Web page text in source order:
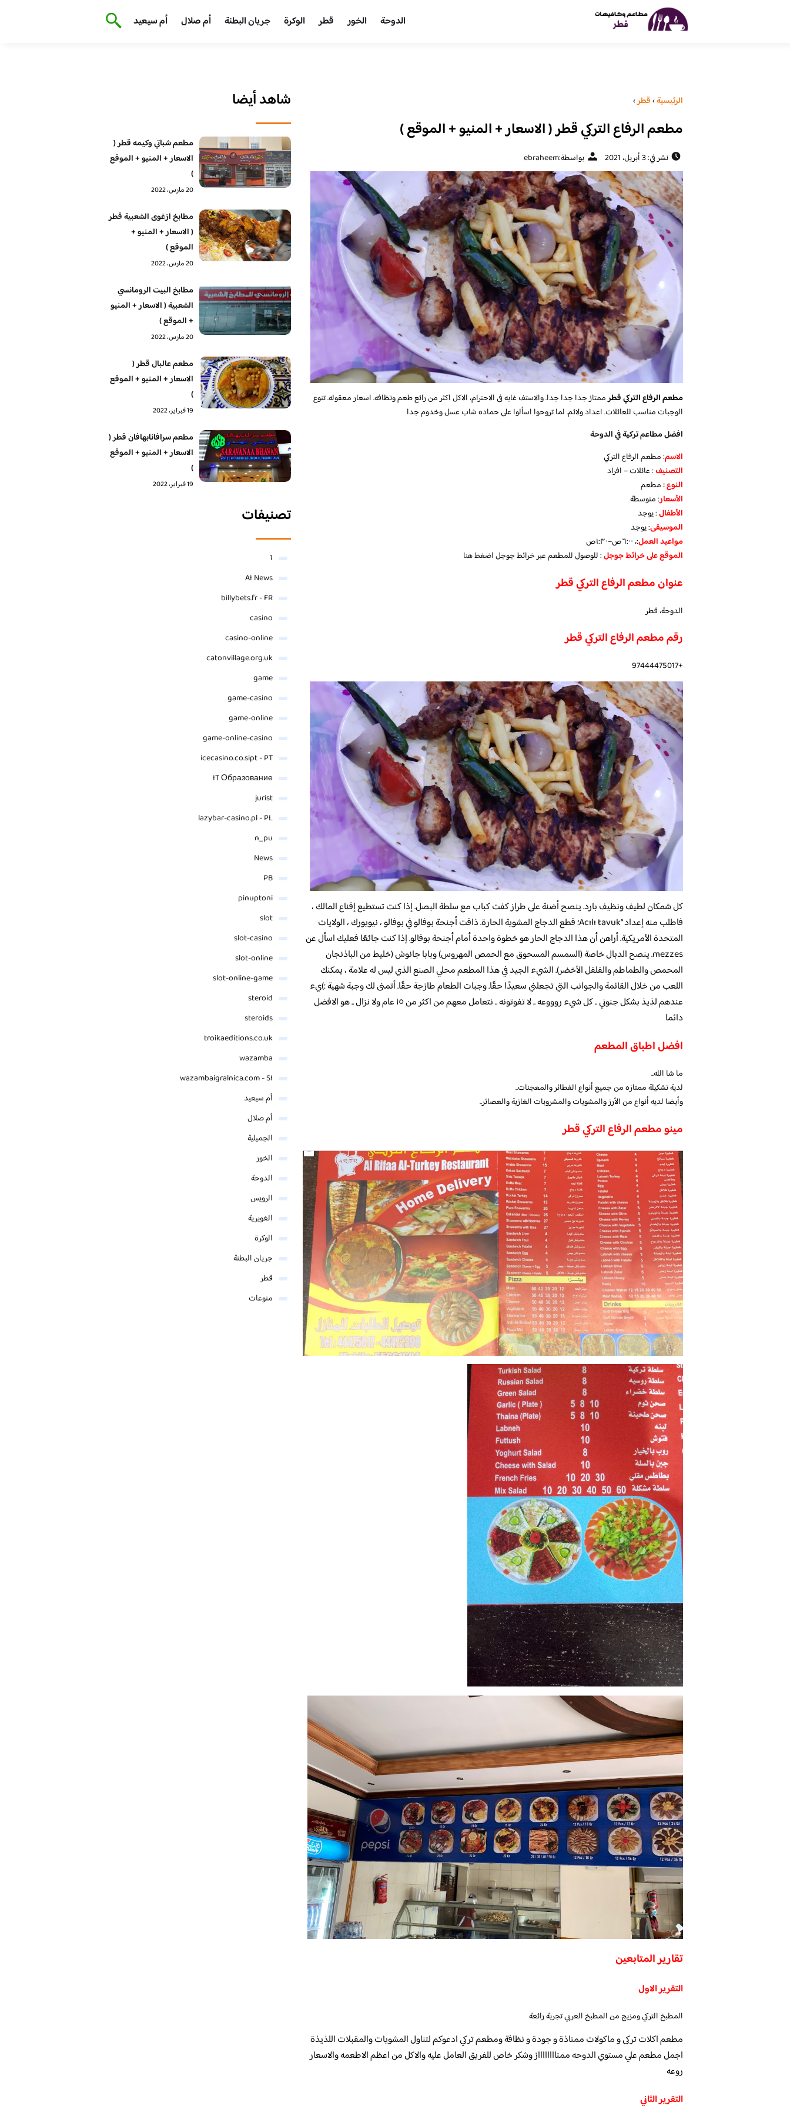
الدوحة الخور قطر الوكرة جريان البطنة أم صلال أم سيعيد
الرئيسية›قطر›
مطعم الرفاع التركي قطر ( الاسعار + المنيو + الموقع )
نشر في: 3 أبريل، 2021 بواسطة:ebraheem
مطعم الرفاع التركي قطرممتاز جدا جدا جدا. والاستف غايه فى الاحترام، الاكل اكثر من رائع طعم ونظافه. اسعار معقوله. تنوع
الوجبات مناسب للعائلات. اعداد ولائم. لما تروحوا اسألوا على حماده شاب عسل وخدوم جدا
افضل مطاعم تركية في الدوحة
الاسم: مطعم الرفاع التركي
التصنيف: عائلات – افراد
النوع :مطعم
الأسعار:متوسطة
الأطفال:يوجد
الموسيقى:يوجد
مواعيد العمل:، ٦:٠٠ص–١:٣٠ص
الموقع على خرائط جوجل: للوصول للمطعم عبر خرائط جوجلاضغط هنا
عنوان مطعم الرفاع التركي قطر
الدوحة، قطر
رقم مطعم الرفاع التركي قطر
+97444475017
كل شمكان لطيف ونظيف بارد. ينصح أضنة على طراز كفت كباب مع سلطة البصل. إذا كنت تستطيع إقناع المالك ،
فاطلب منه إعداد “Acılı tavuk؛ قطع الدجاج المشوية الحارة. ذاقت أجنحة بوفالو في بوفالو ، نيويورك ، الولايات
المتحدة الأمريكية. أراهن أن هذا الدجاج الحار هو خطوة واحدة أمام أجنحة بوفالو. إذا كنت جائعًا فعليك اسأل عن
mezzes. ينصح الدبال خاصة (السمسم المسحوق مع الحمص المهروس) وبابا جانوش (خليط من الباذنجان
المحمص والطماطم والفلفل الأخضر). الشيء الجيد في هذا المطعم محلي الصنع الذي ليس له علامة ، يمكنك
اللعب من خلال القائمة والجوانب التي تجعلني سعيدًا حقًا. وجبات الطعام طازجة حقًا. أتمنى لك وجبة شهية :)يء
عندهم لذيذ بشكل جنوني .. كل شيء روووعه .. لا تفوتونه .. نتعامل معهم من اكثر من ١٥ عام ولا نزال .. هو الافضل
دائما
افضل اطباق المطعم
ما شا الله..
لدية تشكيلة ممتازه من جميع أنواع الفطائر والمعجنات..
وأيضا لديه أنواع من الأرز والمشويات والمشروبات الغازية والعصائر..
مينو مطعم الرفاع التركي قطر
تقارير المتابعين
التقرير الاول
المطبخ التركي ومزيج من المطبخ العربي تجربة رائعة
مطعم اكلات تركى و ماكولات ممتاذة و جودة و نظافة ومطعم تركي ادعوكم لتناول المشويات والمقبلات اللذيذة
اجمل مطعم علي مستوي الدوحه ممتااااااااز وشكر خاص للفريق العامل عليه والاكل من اعظم الاطعمه والاسعار
روعه
التقرير الثاني
شاهد أيضا
مطعم شباتي وكيمه قطر (
الاسعار + المنيو + الموقع
)
20 مارس، 2022
مطابخ ازغوى الشعبية قطر
( الاسعار + المنيو +
الموقع )
20 مارس، 2022
مطابخ البيت الرومانسي
الشعبية ( الاسعار + المنيو
+ الموقع )
20 مارس، 2022
مطعم عالبال قطر (
الاسعار + المنيو + الموقع
)
19 فبراير، 2022
مطعم سرافانابهافان قطر (
الاسعار + المنيو + الموقع
)
19 فبراير، 2022
تصنيفات
1
AI News
billybets.fr - FR
casino
casino-online
catonvillage.org.uk
game
game-casino
game-online
game-online-casino
icecasino.co.sipt - PT
IT Образование
jurist
lazybar-casino.pl - PL
n_pu
News
PB
pinuptoni
slot
slot-casino
slot-online
slot-online-game
steroid
steroids
troikaeditions.co.uk
wazamba
wazambaigralnica.com - SI
أم سيعيد
أم صلال
الجميلية
الخور
الدوحة
الرويس
الغويرية
الوكرة
جريان البطنة
قطر
منوعات